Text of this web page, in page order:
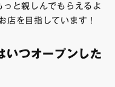
と親しんでもらえるよ
店を目指しています！
いつオープンした